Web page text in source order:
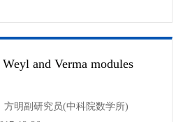
and Verma modules
方明副研究员(中科院数学所)